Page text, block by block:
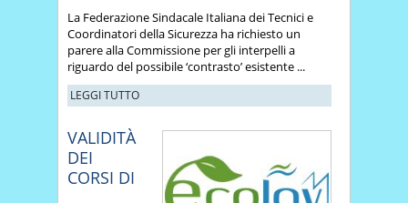
La Federazione Sindacale Italiana dei Tecnici e
Coordinatori della Sicurezza ha richiesto un
parere alla Commissione per gli interpelli a
riguardo del possibile ‘contrasto’ esistente ...
LEGGI TUTTO
VALIDITÀ
DEI
CORSI DI